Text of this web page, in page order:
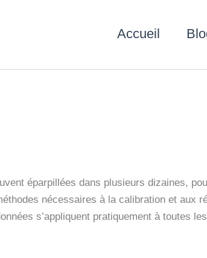
Accueil
éparpillées dans plusieurs dizaines,
nécessaires à la calibration et aux
s’appliquent pratiquement à toutes